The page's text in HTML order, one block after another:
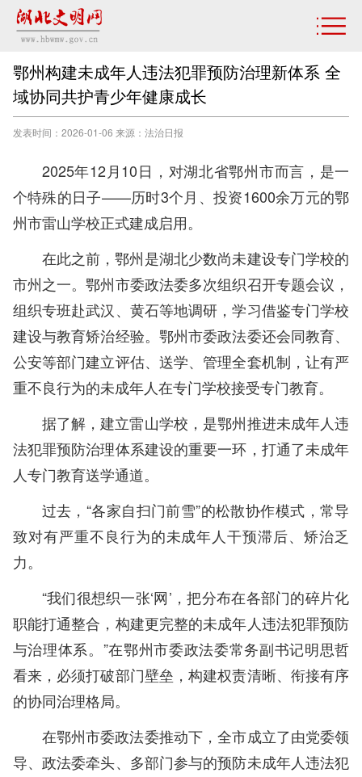
鄂州构建未成年人违法犯罪预防治理新体系 全
域协同共护青少年健康成长
发表时间：2026-01-06 来源：法治日报
2025年12月10日，对湖北省鄂州市而言，是一
个特殊的日子——历时3个月、投资1600余万元的鄂
州市雷山学校正式建成启用。
在此之前，鄂州是湖北少数尚未建设专门学校的
市州之一。鄂州市委政法委多次组织召开专题会议，
组织专班赴武汉、黄石等地调研，学习借鉴专门学校
建设与教育矫治经验。鄂州市委政法委还会同教育、
公安等部门建立评估、送学、管理全套机制，让有严
重不良行为的未成年人在专门学校接受专门教育。
据了解，建立雷山学校，是鄂州推进未成年人违
法犯罪预防治理体系建设的重要一环，打通了未成年
人专门教育送学通道。
过去，“各家自扫门前雪”的松散协作模式，常导
致对有严重不良行为的未成年人干预滞后、矫治乏
力。
“我们很想织一张‘网’，把分布在各部门的碎片化
职能打通整合，构建更完整的未成年人违法犯罪预防
与治理体系。”在鄂州市委政法委常务副书记明思哲
看来，必须打破部门壁垒，构建权责清晰、衔接有序
的协同治理格局。
在鄂州市委政法委推动下，全市成立了由党委领
导、政法委牵头、多部门参与的预防未成年人违法犯